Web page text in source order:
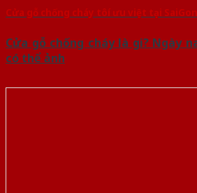
Cửa gỗ chống cháy tôí ưu việt tại
Cửa gỗ chống cháy là gi? Ngày
có thể ảnh